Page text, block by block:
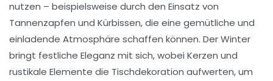
nutzen – beispielsweise durch den Einsatz von
Tannenzapfen und Kürbissen, die eine gemütliche und
einladende Atmosphäre schaffen können. DerWinter
bringt festliche Eleganz mit sich, wobei Kerzen und
rustikale Elemente die Tischdekoration aufwerten, um